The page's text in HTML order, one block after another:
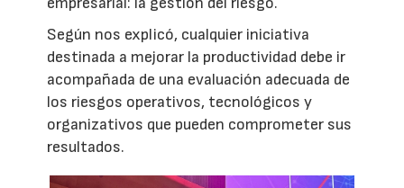
Según nos explicó, cualquier iniciativa
destinada a mejorar la productividad debe ir
acompañada de una evaluación adecuada de
los riesgos operativos, tecnológicos y
organizativos que pueden comprometer sus
resultados.